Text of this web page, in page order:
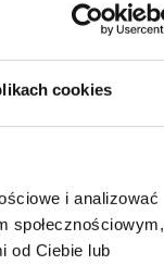
cookies
i analizować
społecznościowym,
od Ciebie lub